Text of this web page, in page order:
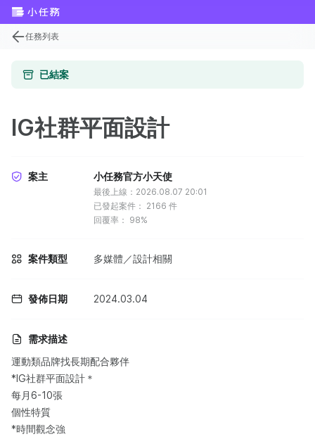
任務列表
已結案
IG社群平面設計
案主 小任務官方小天使
最後上線：2026.08.07 20:01
已發起案件： 2166 件
回覆率： 98%
案件類型 多媒體／設計相關
發佈日期 2024.03.04
需求描述
運動類品牌找長期配合夥伴
*IG社群平面設計＊
每月6-10張
個性特質
*時間觀念強